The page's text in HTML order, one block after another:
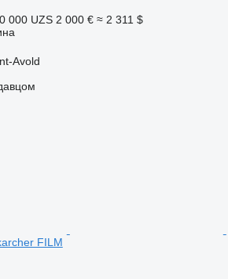
000 UZS 2 000 € ≈ 2 311 $
Avold
FILM